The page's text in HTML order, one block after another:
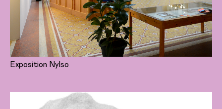
Exposition Nylso